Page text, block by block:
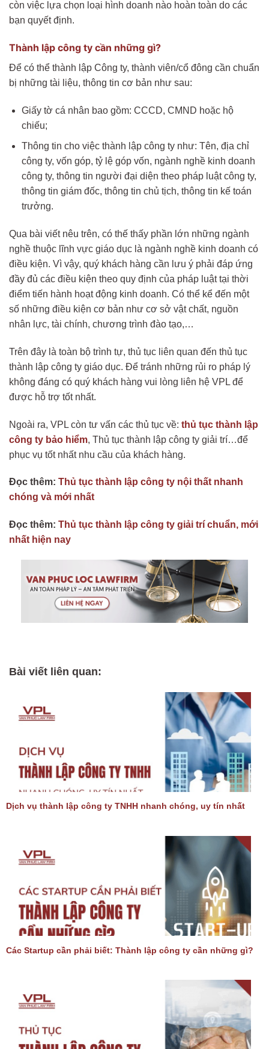
còn việc lựa chọn loại hình doanh nào hoàn toàn do các
bạn quyết định.
Thành lập công ty cần những gì?
Để có thể thành lập Công ty, thành viên/cổ đông cần chuẩn
bị những tài liệu, thông tin cơ bản như sau:
Giấy tờ cá nhân bao gồm: CCCD, CMND hoặc hộ
chiếu;
Thông tin cho việc thành lập công ty như: Tên, địa chỉ
công ty, vốn góp, tỷ lệ góp vốn, ngành nghề kinh doanh
công ty, thông tin người đại diện theo pháp luật công ty,
thông tin giám đốc, thông tin chủ tịch, thông tin kế toán
trưởng.
Qua bài viết nêu trên, có thế thấy phần lớn những ngành
nghề thuộc lĩnh vực giáo dục là ngành nghề kinh doanh có
điều kiện. Vì vậy, quý khách hàng cần lưu ý phải đáp ứng
đầy đủ các điều kiện theo quy định của pháp luật tại thời
điểm tiến hành hoạt động kinh doanh. Có thể kể đến một
số những điều kiện cơ bản như cơ sở vật chất, nguồn
nhân lực, tài chính, chương trình đào tạo,…
Trên đây là toàn bộ trình tự, thủ tục liên quan đến thủ tục
thành lập công ty giáo dục. Để tránh những rủi ro pháp lý
không đáng có quý khách hàng vui lòng liên hệ VPL để
được hỗ trợ tốt nhất.
Ngoài ra, VPL còn tư vấn các thủ tục về: thủ tục thành lập
công ty bảo hiểm, Thủ tục thành lập công ty giải trí…để
phục vụ tốt nhất nhu cầu của khách hàng.
Đọc thêm: Thủ tục thành lập công ty nội thất nhanh
chóng và mới nhất
Đọc thêm: Thủ tục thành lập công ty giải trí chuẩn, mới
nhất hiện nay
Bài viết liên quan:
Dịch vụ thành lập công ty TNHH nhanh chóng, uy tín nhất
Các Startup cần phải biết: Thành lập công ty cần những gì?